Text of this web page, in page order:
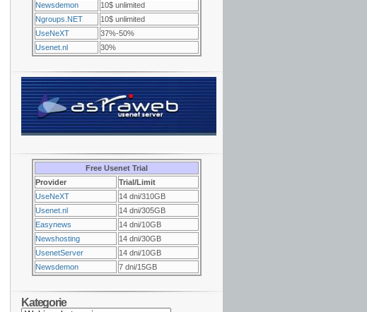
Newsdemon
10$ unlimited
Ngroups.NET
10$ unlimited
UseNeXT
37%-50%
Usenet.nl
30%
Free Usenet Trial
Provider
Trial/Limit
UseNeXT
14 dni/310GB
Usenet.nl
14 dni/305GB
Easynews
14 dni/10GB
Newshosting
14 dni/30GB
UsenetServer
14 dni/10GB
Newsdemon
7 dni/15GB
Kategorie